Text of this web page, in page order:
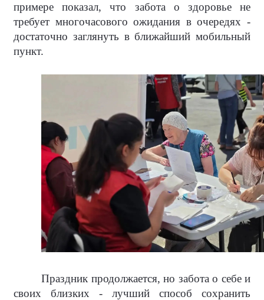
примере показал, что забота о здоровье не
требует многочасового ожидания в очередях -
достаточно заглянуть в ближайший мобильный
пункт.
Праздник продолжается, но забота о себе и
своих близких - лучший способ сохранить